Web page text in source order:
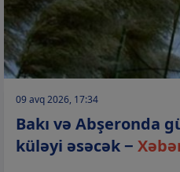
09 avq 2026, 17:34
Bakı və Abşeronda
küləyi əsəcək −